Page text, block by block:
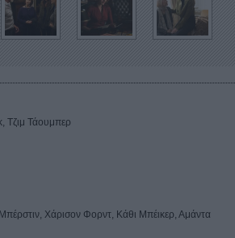
Τζιμ Τάουμπερ
Χάρισον Φορντ, Κάθι Μπέικερ, Αμάντα